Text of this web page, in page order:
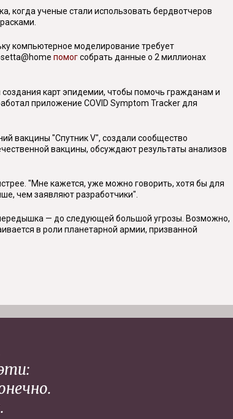
когда ученые стали использовать бердвотчеров
компьютерное моделирование требует
помогсобрать данные о 2 миллионах
создания карт эпидемии, чтобы помочь гражданам и
приложение COVID Symptom Tracker для
вакцины "Спутник V", создали сообщество
вакцины, обсуждают результаты анализов
"Мне кажется, уже можно говорить, хотя бы для
чем заявляют разработчики".
— до следующей большой угрозы. Возможно,
в роли планетарной армии, призванной